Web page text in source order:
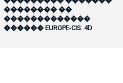
�������� ��
�������������
������ EUROPE-CIS. 4D